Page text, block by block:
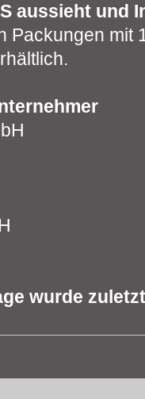
aussieht und
Packungen mit
wurde